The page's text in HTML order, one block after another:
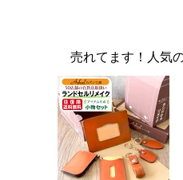
売れてます！人気